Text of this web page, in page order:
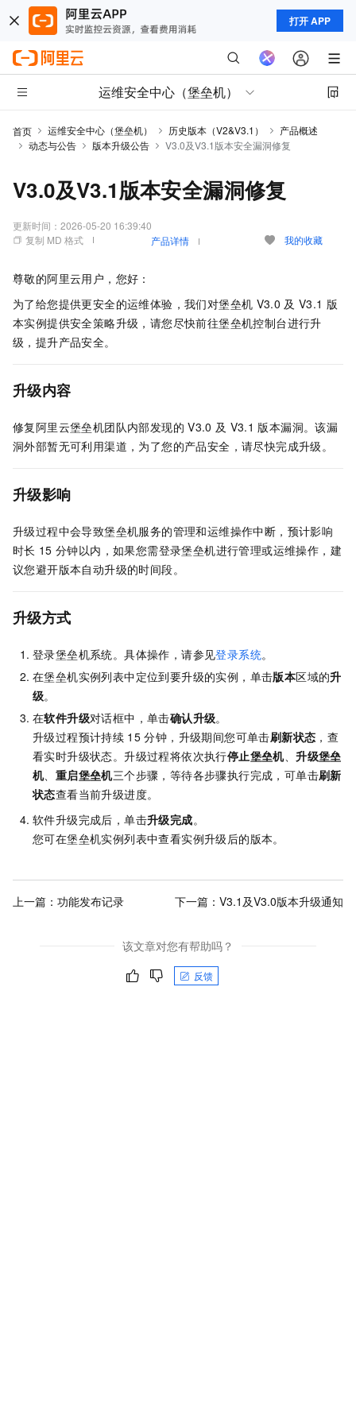
打开 APP
运维安全中心（堡垒机）
首页 运维安全中心（堡垒机） 历史版本（V2&V3.1）
产品概述
动态与公告
版本升级公告 V3.0及V3.1版本安全漏洞修复
V3.0及V3.1版本安全漏洞修复
更新时间： 2026-05-20 16:39:40
复制 MD 格式
产品详情 我的收藏
尊敬的阿里云用户，您好：
为了给您提供更安全的运维体验，我们对堡垒机 V3.0 及 V3.1 版
本实例提供安全策略升级，请您尽快前往堡垒机控制台进行升
级，提升产品安全。
升级内容
修复阿里云堡垒机团队内部发现的 V3.0 及 V3.1 版本漏洞。该漏
洞外部暂无可利用渠道，为了您的产品安全，请尽快完成升级。
升级影响
升级过程中会导致堡垒机服务的管理和运维操作中断，预计影响
时长 15 分钟以内，如果您需登录堡垒机进行管理或运维操作，建
议您避开版本自动升级的时间段。
升级方式
登录堡垒机系统。具体操作，请参见登录系统。
在堡垒机实例列表中定位到要升级的实例，单击版本区域的升
级。
在软件升级对话框中，单击确认升级。
升级过程预计持续 15 分钟，升级期间您可单击刷新状态 ，查
看实时升级状态。升级过程将依次执行停止堡垒机、升级堡垒
机、 重启堡垒机三个步骤，等待各步骤执行完成，可单击刷新
状态查看当前升级进度。
软件升级完成后，单击升级完成。
您可在堡垒机实例列表中查看实例升级后的版本。
上一篇： 功能发布记录 下一篇： V3.1及V3.0版本升级通知
该文章对您有帮助吗？
反馈